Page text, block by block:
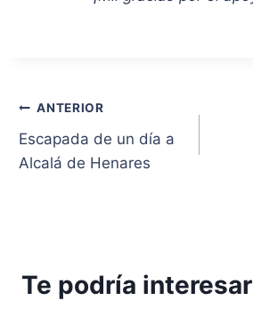
Navegación
de
ANTERIOR
Escapada de un día a
Alcalá de Henares
Te podría interesar